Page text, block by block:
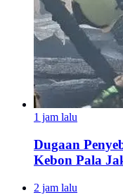
1 jam lalu
Dugaan
Kebon Pala
2 jam lalu